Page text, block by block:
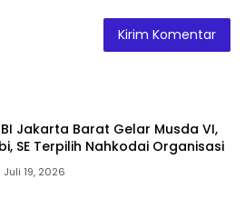
Jakarta Barat Gelar Musda VI,
SE Terpilih Nahkodai Organisasi
Juli 19, 2026